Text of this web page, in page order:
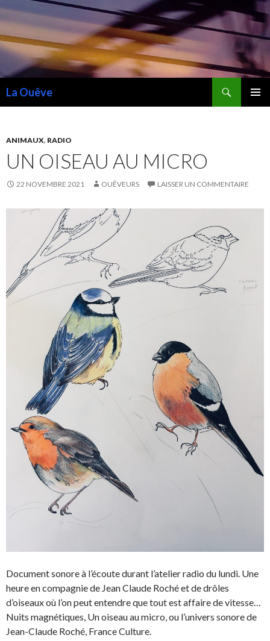
La Ouêve
ANIMAUX, RADIO
UN OISEAU AU MICRO
22 NOVEMBRE 2021 OUÊVEURS LAISSER UN COMMENTAIRE
Document sonore à l’écoute durant l’atelier radio du lundi. Une
heure en compagnie de Jean Claude Roché et de drôles
d’oiseaux où l’on peut entendre que tout est affaire de vitesse…
Nuits magnétiques, Un oiseau au micro, ou l’univers sonore de
Jean-Claude Roché, France Culture.